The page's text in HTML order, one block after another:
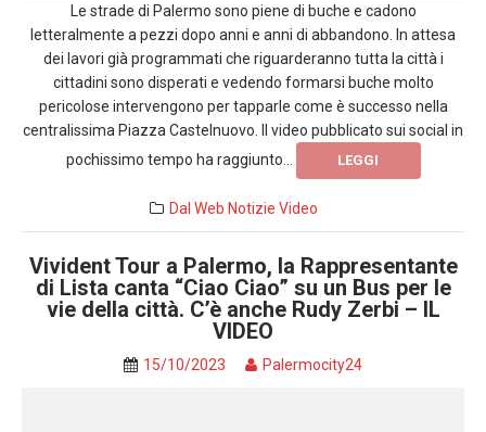
Le strade di Palermo sono piene di buche e cadono
letteralmente a pezzi dopo anni e anni di abbandono. In attesa
dei lavori già programmati che riguarderanno tutta la città i
cittadini sono disperati e vedendo formarsi buche molto
pericolose intervengono per tapparle come è successo nella
centralissima Piazza Castelnuovo. Il video pubblicato sui social in
pochissimo tempo ha raggiunto...
LEGGI
Dal Web Notizie Video
Vivident Tour a Palermo, la Rappresentante
di Lista canta “Ciao Ciao” su un Bus per le
vie della città. C’è anche Rudy Zerbi – IL
VIDEO
15/10/2023 Palermocity24